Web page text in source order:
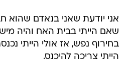
אני יודעת שאני בנאדם שהוא
שאם הייתי בבית האח והיה
בחירוף נפש, אז אולי הייתי
הייתי צריכה להיכנס.